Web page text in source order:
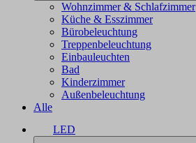
Wohnzimmer & Schlafzimmer
Küche & Esszimmer
Bürobeleuchtung
Treppenbeleuchtung
Einbauleuchten
Bad
Kinderzimmer
Außenbeleuchtung
Alle
LED